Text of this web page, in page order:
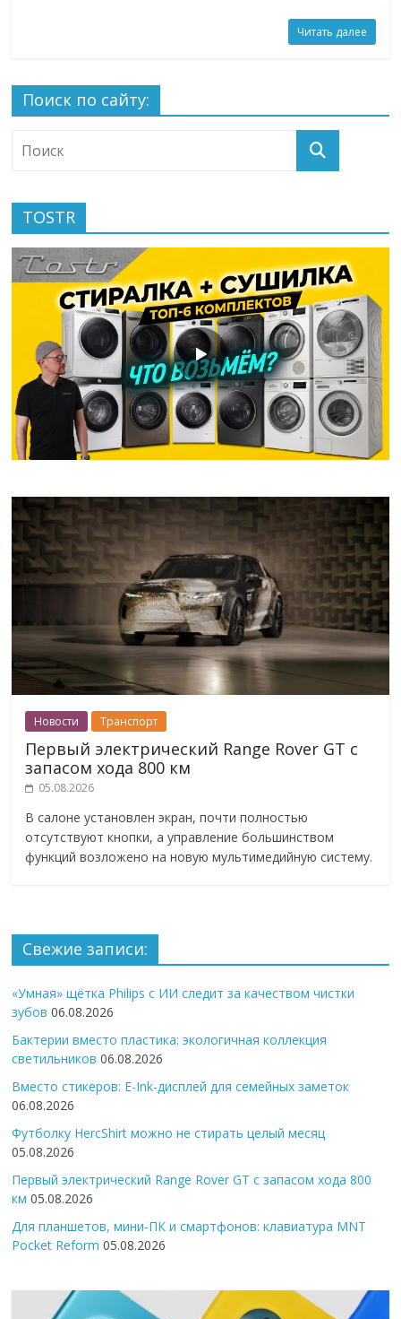
Читать далее
Поиск по сайту:
TOSTR
Новости Транспорт
Первый электрический Range Rover GT с
запасом хода 800 км
05.08.2026
В салоне установлен экран, почти полностью
отсутствуют кнопки, а управление большинством
функций возложено на новую мультимедийную систему.
Свежие записи:
«Умная» щётка Philips с ИИ следит за качеством чистки
зубов 06.08.2026
Бактерии вместо пластика: экологичная коллекция
светильников 06.08.2026
Вместо стикеров: E-Ink-дисплей для семейных заметок
06.08.2026
Футболку HercShirt можно не стирать целый месяц
05.08.2026
Первый электрический Range Rover GT с запасом хода 800
км 05.08.2026
Для планшетов, мини-ПК и смартфонов: клавиатура MNT
Pocket Reform 05.08.2026